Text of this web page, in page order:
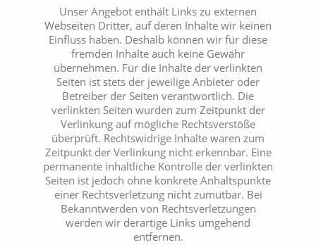
Unser Angebot enthält Links zu externen
Webseiten Dritter, auf deren Inhalte wir keinen
Einfluss haben. Deshalb können wir für diese
fremden Inhalte auch keine Gewähr
übernehmen. Für die Inhalte der verlinkten
Seiten ist stets der jeweilige Anbieter oder
Betreiber der Seiten verantwortlich. Die
verlinkten Seiten wurden zum Zeitpunkt der
Verlinkung auf mögliche Rechtsverstöße
überprüft. Rechtswidrige Inhalte waren zum
Zeitpunkt der Verlinkung nicht erkennbar. Eine
permanente inhaltliche Kontrolle der verlinkten
Seiten ist jedoch ohne konkrete Anhaltspunkte
einer Rechtsverletzung nicht zumutbar. Bei
Bekanntwerden von Rechtsverletzungen
werden wir derartige Links umgehend
entfernen.